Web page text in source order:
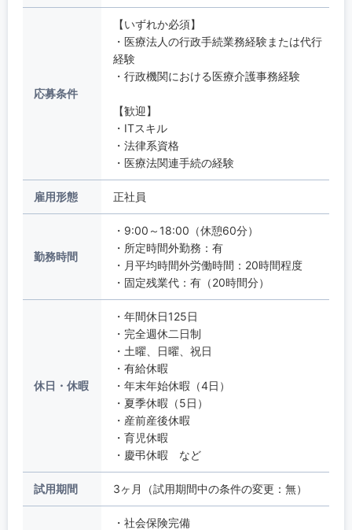
応募条件
【いずれか必須】
・医療法人の行政手続業務経験または代行
経験
・行政機関における医療介護事務経験
【歓迎】
・ITスキル
・法律系資格
・医療法関連手続の経験
雇用形態 正社員
勤務時間
・9:00～18:00（休憩60分）
・所定時間外勤務：有
・月平均時間外労働時間：20時間程度
・固定残業代：有（20時間分）
休日・休暇
・年間休日125日
・完全週休二日制
・土曜、日曜、祝日
・有給休暇
・年末年始休暇（4日）
・夏季休暇（5日）
・産前産後休暇
・育児休暇
・慶弔休暇 など
試用期間 3ヶ月（試用期間中の条件の変更：無）
・社会保険完備